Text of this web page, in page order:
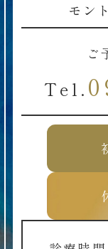
モン
ご
Tel.